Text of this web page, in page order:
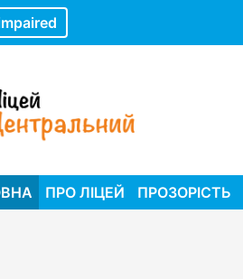
ПРО ЛІЦЕЙ ПРОЗОРІСТЬ